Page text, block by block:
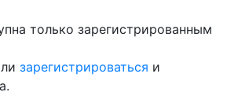
только зарегистрированным
зарегистрироваться и